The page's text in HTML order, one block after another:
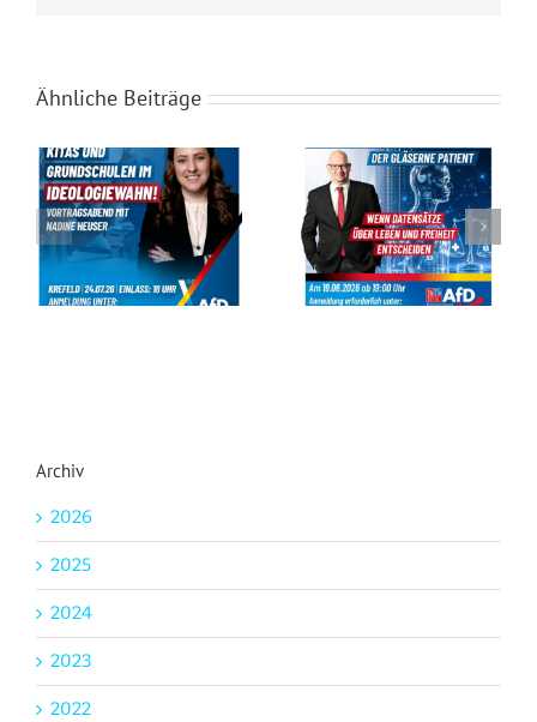
Ähnliche Beiträge
Archiv
2026
2025
2024
2023
2022